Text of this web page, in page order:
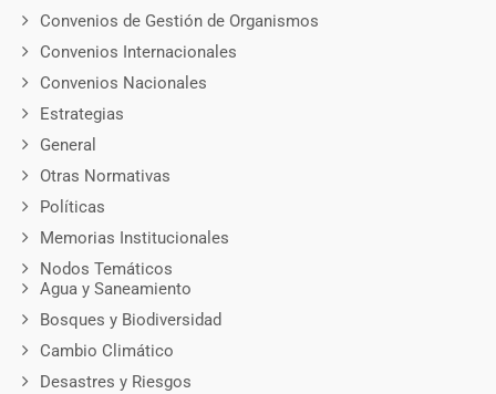
Convenios de Gestión de Organismos
Convenios Internacionales
Convenios Nacionales
Estrategias
General
Otras Normativas
Políticas
Memorias Institucionales
Nodos Temáticos
Agua y Saneamiento
Bosques y Biodiversidad
Cambio Climático
Desastres y Riesgos